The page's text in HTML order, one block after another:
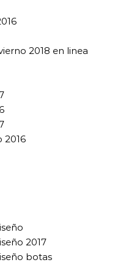
2018 en linea
2016
2017
botas